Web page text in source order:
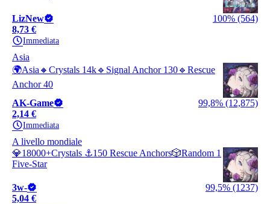
LizNew
100% (564)
8,73 €
Immediata
Asia
🌍Asia🔸Crystals 14k🔹Signal Anchor 130🔹Rescue
Anchor 40
AK-Game
99,8% (12,875)
2,14 €
Immediata
A livello mondiale
💎18000+Crystals ⚓150 Rescue Anchors🎲Random 1
Five-Star
3w-
99,5% (1237)
5,04 €